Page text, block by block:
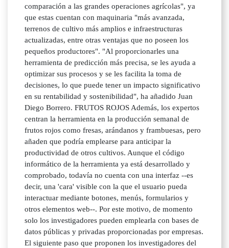
comparación a las grandes operaciones agrícolas", ya
que estas cuentan con maquinaria "más avanzada,
terrenos de cultivo más amplios e infraestructuras
actualizadas, entre otras ventajas que no poseen los
pequeños productores". "Al proporcionarles una
herramienta de predicción más precisa, se les ayuda a
optimizar sus procesos y se les facilita la toma de
decisiones, lo que puede tener un impacto significativo
en su rentabilidad y sostenibilidad", ha añadido Juan
Diego Borrero. FRUTOS ROJOS Además, los expertos
centran la herramienta en la producción semanal de
frutos rojos como fresas, arándanos y frambuesas, pero
añaden que podría emplearse para anticipar la
productividad de otros cultivos. Aunque el código
informático de la herramienta ya está desarrollado y
comprobado, todavía no cuenta con una interfaz --es
decir, una 'cara' visible con la que el usuario pueda
interactuar mediante botones, menús, formularios y
otros elementos web--. Por este motivo, de momento
solo los investigadores pueden emplearla con bases de
datos públicas y privadas proporcionadas por empresas.
El siguiente paso que proponen los investigadores del